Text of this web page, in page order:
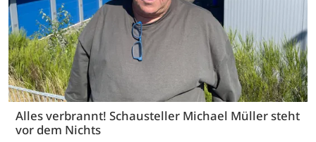
Alles verbrannt! Schausteller Michael Müller steht
vor dem Nichts